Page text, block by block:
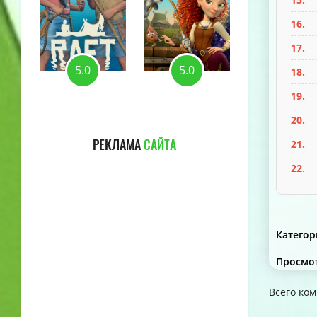
5.0 5.0 5.0
РЕКЛАМАСАЙТА
16.
17.
18.
19.
20.
21.
22.
Всего